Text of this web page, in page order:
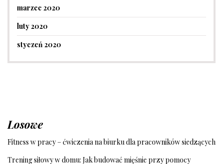
marzec 2020
luty 2020
styczeń 2020
Losowe
Fitness w pracy – ćwiczenia na biurku dla pracowników siedzących
Trening siłowy w domu: Jak budować mięśnie przy pomocy